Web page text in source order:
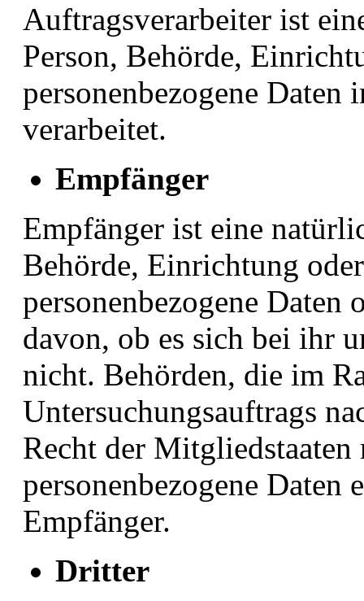
Auftragsverarbeiter ist
Person, Behörde,
personenbezogene
verarbeitet.
Empfänger
Empfänger ist eine
Behörde, Einrichtung
personenbezogene Daten
davon, ob es sich bei ihr
nicht. Behörden, die im
Untersuchungsauftrags
Recht der Mitgliedstaaten
personenbezogene Daten
Empfänger.
Dritter